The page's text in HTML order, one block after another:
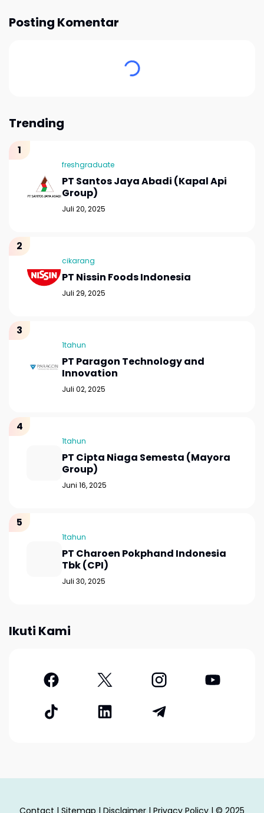
Posting Komentar
Trending
freshgraduate
PT Santos Jaya Abadi (Kapal Api
Group)
Juli 20, 2025
cikarang
PT Nissin Foods Indonesia
Juli 29, 2025
1tahun
PT Paragon Technology and
Innovation
Juli 02, 2025
1tahun
PT Cipta Niaga Semesta (Mayora
Group)
Juni 16, 2025
1tahun
PT Charoen Pokphand Indonesia
Tbk (CPI)
Juli 30, 2025
Ikuti Kami